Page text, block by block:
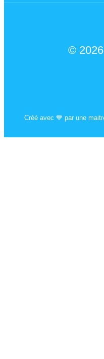
©
Créé avec 💙 par une